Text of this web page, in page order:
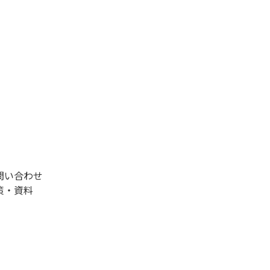
い合わせ
・資料